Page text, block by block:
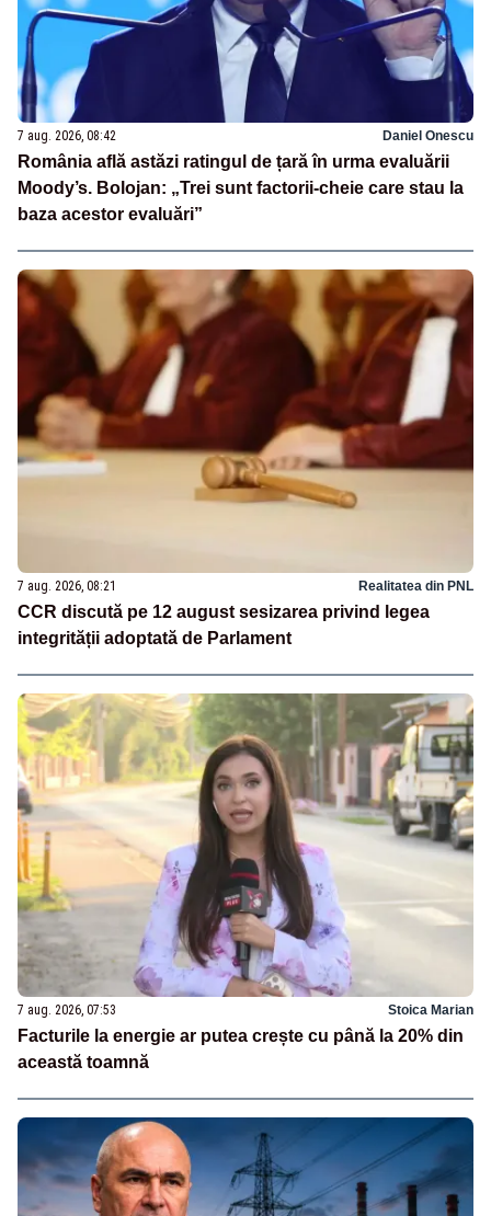
7 aug. 2026, 08:42 Daniel Onescu
România află astăzi ratingul de țară în urma evaluării
Moody’s. Bolojan: „Trei sunt factorii-cheie care stau la
baza acestor evaluări”
7 aug. 2026, 08:21 Realitatea din PNL
CCR discută pe 12 august sesizarea privind legea
integrității adoptată de Parlament
7 aug. 2026, 07:53 Stoica Marian
Facturile la energie ar putea crește cu până la 20% din
această toamnă